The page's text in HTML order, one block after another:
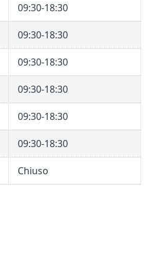
09:30-18:30
09:30-18:30
09:30-18:30
09:30-18:30
09:30-18:30
09:30-18:30
Chiuso